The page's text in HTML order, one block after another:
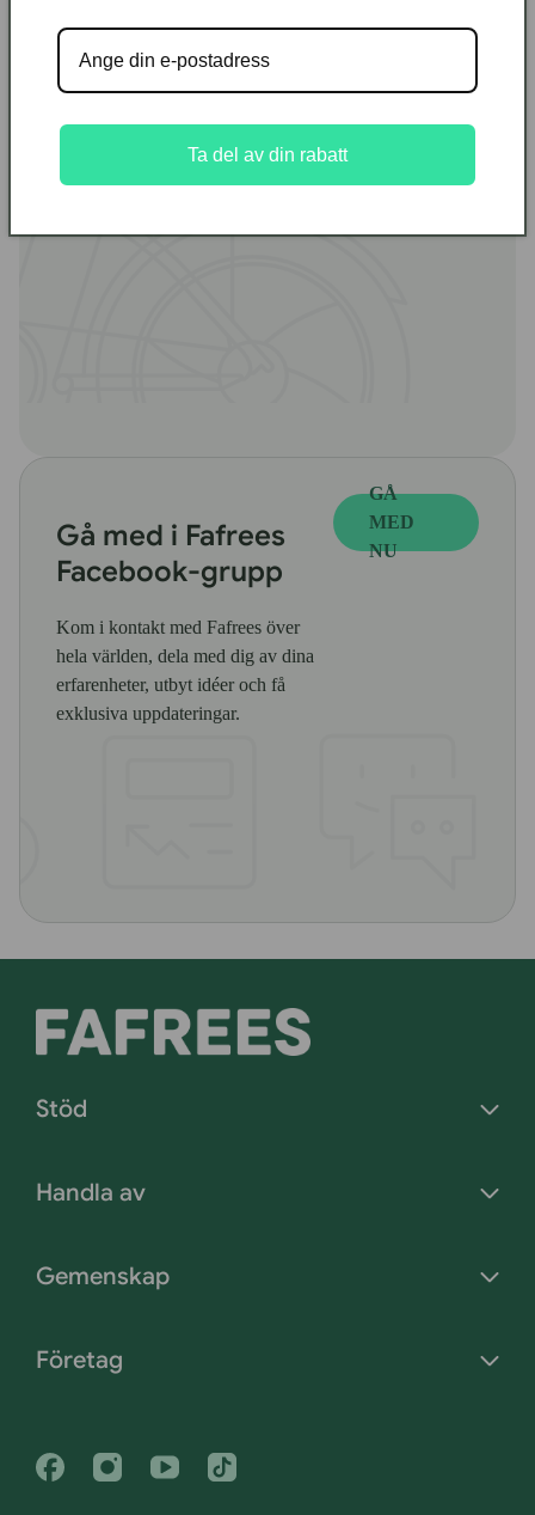
Registrera dig nu
för rea-varningar
och
specialerbjudanden.
postadress
Gå med i Fafrees
Facebook-grupp
Kom i kontakt med Fafrees över
hela världen, dela med dig av dina
erfarenheter, utbyt idéer och få
exklusiva uppdateringar.
GÅ
MED
NU
Stöd
Handla av
Gemenskap
Företag
FacebookInstagramYoutubeTiktok
Ta del av din rabatt